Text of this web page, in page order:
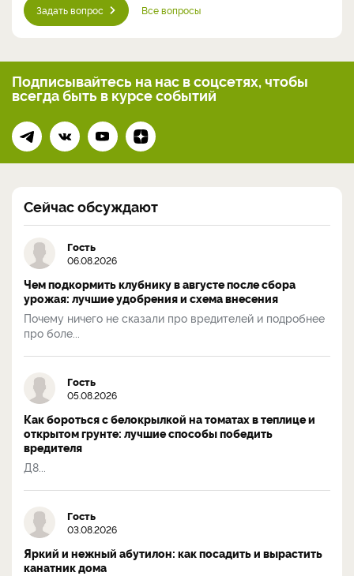
Задать вопрос Все вопросы
Подписывайтесь на нас в соцсетях, чтобы
всегдабыть в курсе событий
Сейчас обсуждают
Гость
06.08.2026
Чем подкормить клубнику в августе после сбора
урожая: лучшие удобрения и схема внесения
Почему ничего не сказали про вредителей и подробнее
про боле...
Гость
05.08.2026
Как бороться с белокрылкой на томатах в теплице и
открытом грунте: лучшие способы победить
вредителя
Д8...
Гость
03.08.2026
Яркий и нежный абутилон: как посадить и вырастить
канатник дома